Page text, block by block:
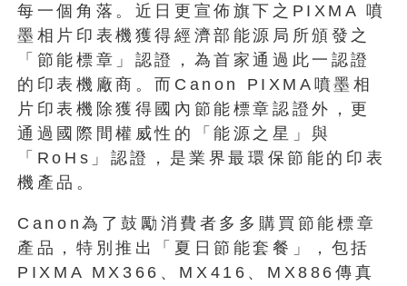
每一個角落。近日更宣佈旗下之PIXMA 噴
墨相片印表機獲得經濟部能源局所頒發之
「節能標章」認證，為首家通過此一認證
的印表機廠商。而Canon PIXMA噴墨相
片印表機除獲得國內節能標章認證外，更
通過國際間權威性的「能源之星」與
「RoHs」認證，是業界最環保節能的印表
機產品。
Canon為了鼓勵消費者多多購買節能標章
產品，特別推出「夏日節能套餐」，包括
PIXMA MX366、MX416、MX886傳真